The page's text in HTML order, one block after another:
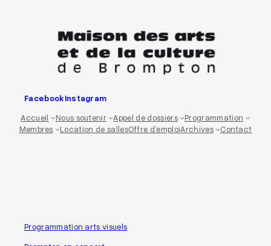
FacebookInstagram
Accueil
Nous soutenir Appel de dossiers
Programmation
Membres
Location de sallesOffre d’emploiArchives Contact
Programmation arts visuels